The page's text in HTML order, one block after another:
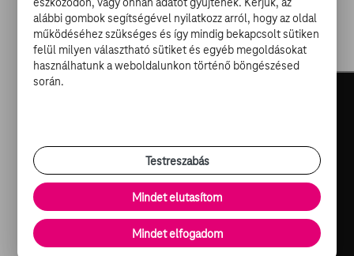
szóló találgatást árnyalja, hogy mindkét film akció
kategóriában indul.
alábbi gombok segítségével nyilatkozz arról, hogy az oldal
működéséhez szükséges és így mindig bekapcsolt sütiken
felül milyen választható sütiket és egyéb megoldásokat
használhatunk a weboldalunkon történő böngészésed
során.
Testreszabás
Mindet elutasítom
Mindet elfogadom